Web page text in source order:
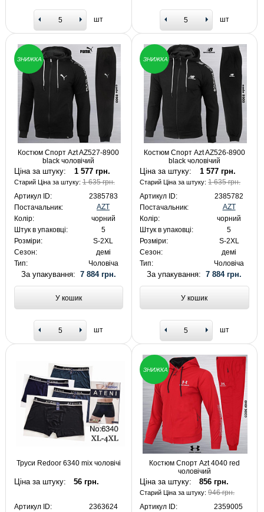
шт шт
ЗНИЖКА
Костюм Спорт Azt AZ527-8900
black чоловічий
Ціна за штуку: 1 577 грн.
Старий Ціна за штуку:1 635 грн.
Артикул ID:
2385783
Постачальник:
AZT
Колір:
чорний
Штук в упаковці:
5
Розміри:
S-2XL
Сезон:
демі
Тип:
Чоловіча
За упакування: 7 884 грн.
У кошик
шт
ЗНИЖКА
Костюм Спорт Azt AZ526-8900
black чоловічий
Ціна за штуку: 1 577 грн.
Старий Ціна за штуку:1 635 грн.
Артикул ID:
2385782
Постачальник:
AZT
Колір:
чорний
Штук в упаковці:
5
Розміри:
S-2XL
Сезон:
демі
Тип:
Чоловіча
За упакування:7 884 грн.
У кошик
шт
Труси Redoor 6340 mix чоловічі
Ціна за штуку: 56 грн.
Артикул ID:
2363624
ЗНИЖКА
Костюм Спорт Azt 4040 red
чоловічий
Ціна за штуку: 856 грн.
Старий Ціна за штуку:946 грн.
Артикул ID:
2359005